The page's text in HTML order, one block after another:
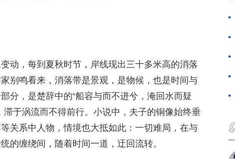
动，每到夏秋时节，岸线现出三十多米高的消落
别鸣看来，消落带是景观，是物候，也是时间与
分，是楚辞中的“船容与而不进兮，淹回水而疑
滞于涡流而不得前行。小说中，夫子的铜像始终垂
关系中人物，情境也大抵如此：一切难局，在与
的缠绕间，随着时间一道，迂回流转。